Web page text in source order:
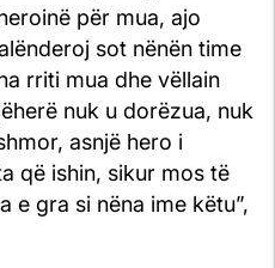
për mua, ajo
sot nënën time
rriti mua dhe vëllain
nuk u dorëzua, nuk
asnjë hero i
që ishin, sikur mos të
e gra si nëna ime këtu”,